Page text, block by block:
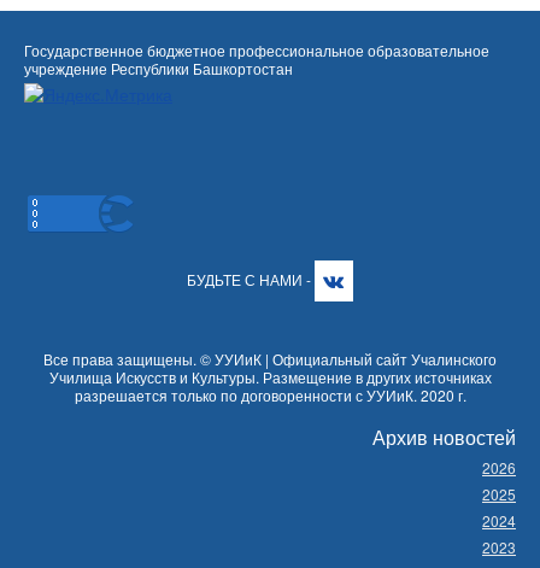
Государственное бюджетное профессиональное образовательное
учреждение Республики Башкортостан
БУДЬТЕ С НАМИ -
Все права защищены. © УУИиК | Официальный сайт Учалинского
Училища Искусств и Культуры. Размещение в других источниках
разрешается только по договоренности с УУИиК. 2020 г.
Архив новостей
2026
2025
2024
2023